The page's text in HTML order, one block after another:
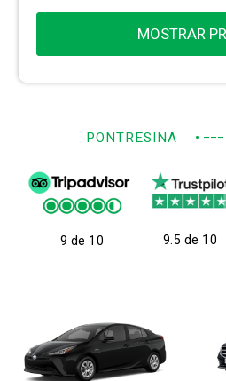
MOSTRAR
PONTRESINA • −−−
9 de 10 9.5 de 10